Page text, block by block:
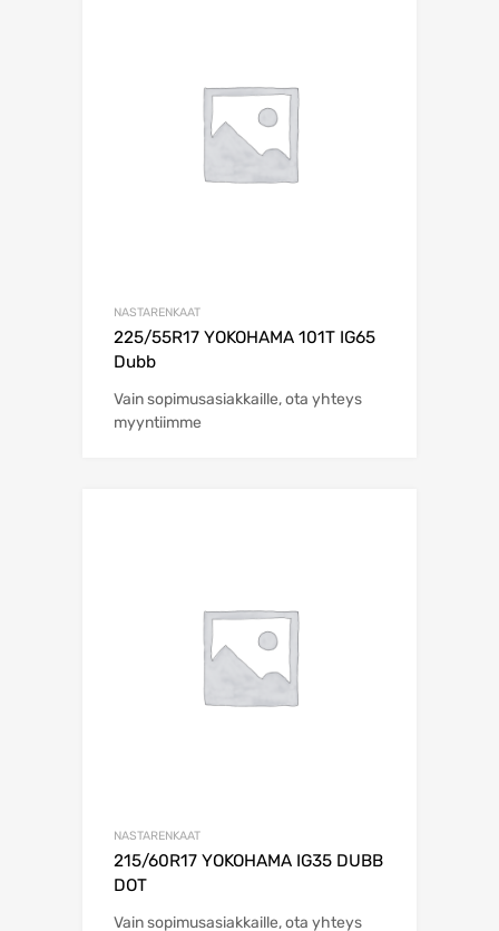
NASTARENKAAT
225/55R17 YOKOHAMA 101T IG65
Dubb
Vain sopimusasiakkaille, ota yhteys
myyntiimme
NASTARENKAAT
215/60R17 YOKOHAMA IG35 DUBB
DOT
Vain sopimusasiakkaille, ota yhteys